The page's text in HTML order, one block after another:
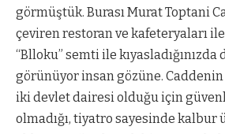
görmüştük. Burası Murat Toptani
çeviren restoran ve kafeteryaları
“Blloku” semti ile
görünüyor insan gözüne.
iki devlet dairesi olduğu için
olmadığı, tiyatro sayesinde kalbur